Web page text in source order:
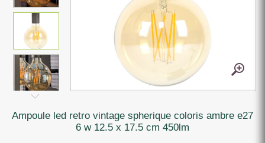
ampoule led retro vintage spherique coloris ambre e27
6 w 12.5 x 17.5 cm 450lm